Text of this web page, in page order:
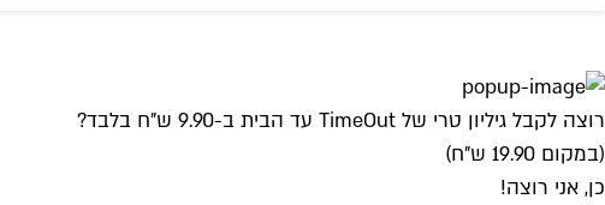
רוצה לקבל גיליון טרי של TimeOut עד הבית ב-9.90 ש"ח בלבד?
(במקום 19.90 ש"ח)
כן, אני רוצה!